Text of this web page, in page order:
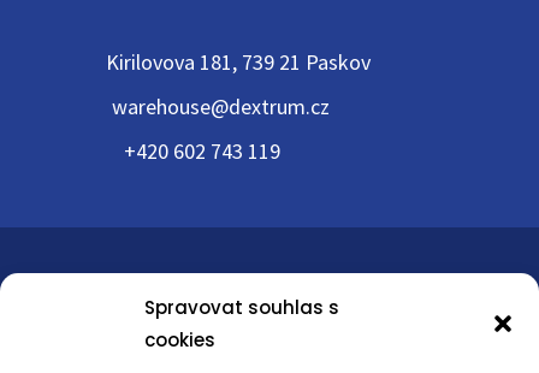
Spravovat souhlas s
cookies
Kirilovova 181, 739 21 Paskov
warehouse@dextrum.cz
+420 602 743 119
CO DĚLÁME JSME DEXTRUM
KONTAKT